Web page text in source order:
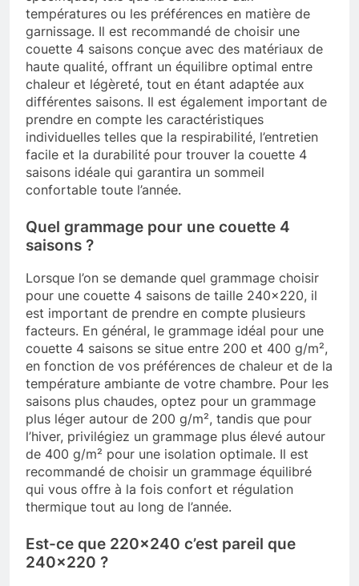
températures ou les préférences en matière de
garnissage. Il est recommandé de choisir une
couette 4 saisons conçue avec des matériaux de
haute qualité, offrant un équilibre optimal entre
chaleur et légèreté, tout en étant adaptée aux
différentes saisons. Il est également important de
prendre en compte les caractéristiques
individuelles telles que la respirabilité, l’entretien
facile et la durabilité pour trouver la couette 4
saisons idéale qui garantira un sommeil
confortable toute l’année.
Quel grammage pour une couette 4
saisons ?
Lorsque l’on se demande quel grammage choisir
pour une couette 4 saisons de taille 240×220, il
est important de prendre en compte plusieurs
facteurs. En général, le grammage idéal pour une
couette 4 saisons se situe entre 200 et 400 g/m²,
en fonction de vos préférences de chaleur et de la
température ambiante de votre chambre. Pour les
saisons plus chaudes, optez pour un grammage
plus léger autour de 200 g/m², tandis que pour
l’hiver, privilégiez un grammage plus élevé autour
de 400 g/m² pour une isolation optimale. Il est
recommandé de choisir un grammage équilibré
qui vous offre à la fois confort et régulation
thermique tout au long de l’année.
Est-ce que 220×240 c’est pareil que
240×220 ?